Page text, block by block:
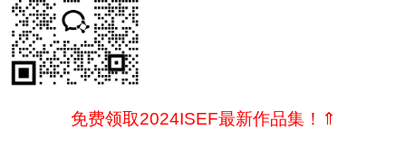
免费领取2024ISEF最新作品集！⇑